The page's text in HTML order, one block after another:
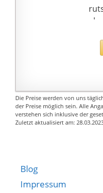
Die Preise werden von uns
der Preise möglich sein. Alle
verstehen sich inklusive der
Zuletzt aktualisiert am:
Blog
Impressum